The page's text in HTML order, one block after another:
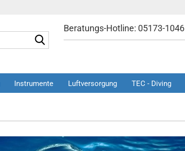
Beratungs-Hotline: 05173-1046
Instrumente Luftversorgung TEC - Diving
Atemregler